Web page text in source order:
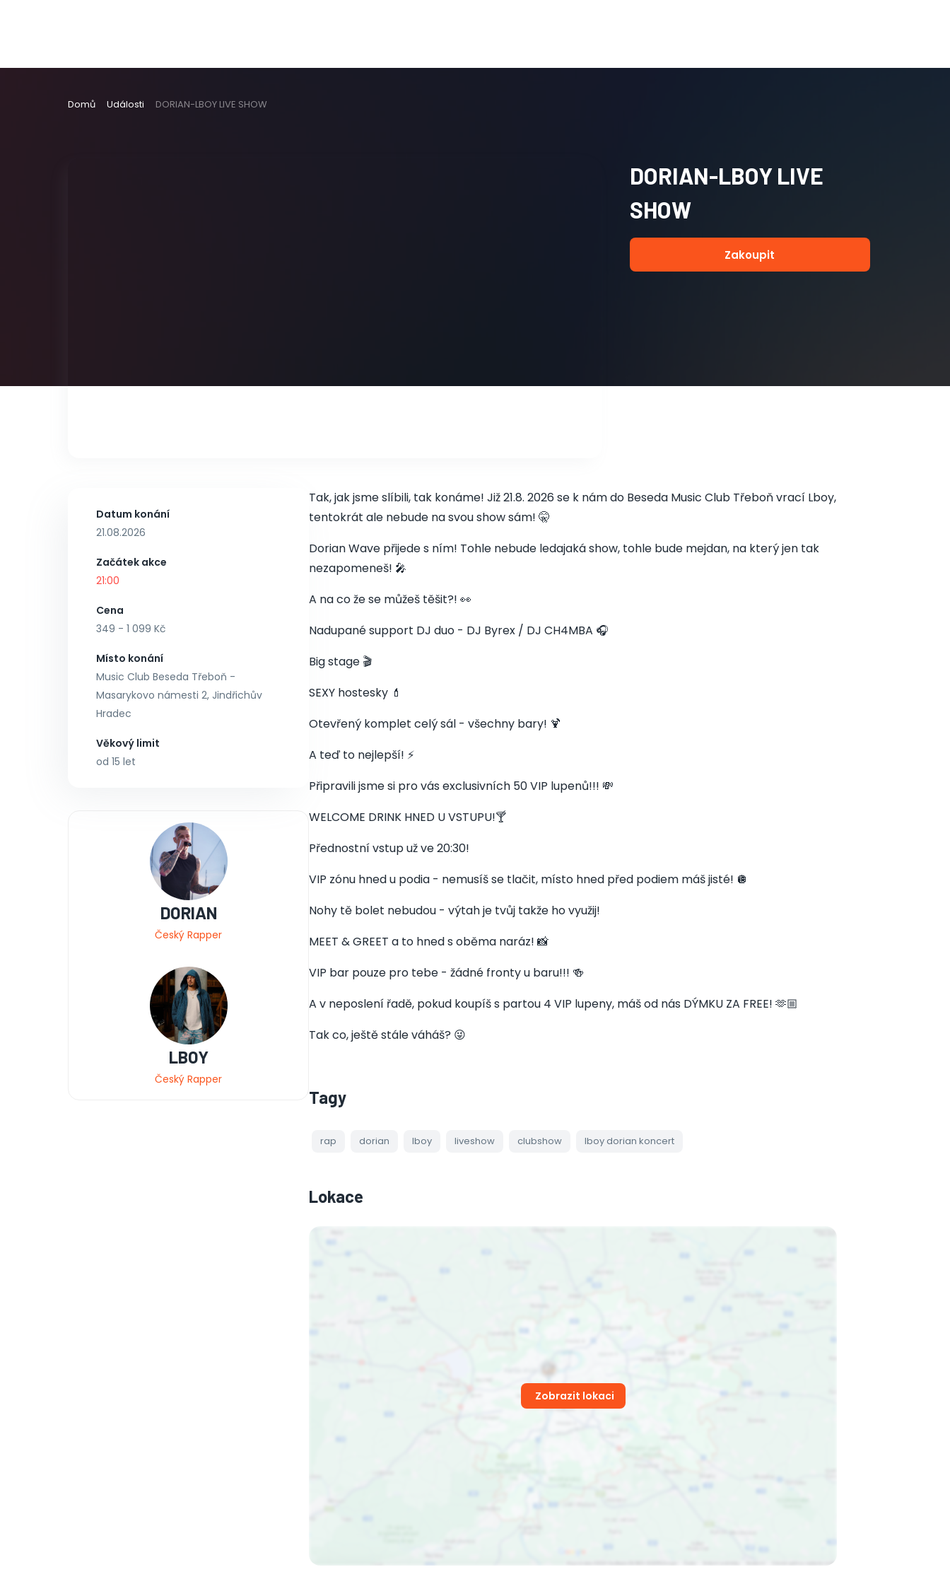
Domů Události DORIAN-LBOY LIVE SHOW
DORIAN-LBOY LIVE
SHOW
Zakoupit
Datum konání
21.08.2026
Začátek akce
21:00
Cena
349 - 1 099 Kč
Místo konání
Music Club Beseda Třeboň -
Masarykovo námesti 2, Jindřichův
Hradec
Věkový limit
od 15 let
DORIAN
Český Rapper
LBOY
Český Rapper
Tak, jak jsme slíbili, tak konáme! Již 21.8. 2026 se k nám do Beseda Music Club Třeboň vrací Lboy,
tentokrát ale nebude na svou show sám! 🤫
Dorian Wave přijede s ním! Tohle nebude ledajaká show, tohle bude mejdan, na který jen tak
nezapomeneš! 🎤
A na co že se můžeš těšit?! 👀
Nadupané support DJ duo - DJ Byrex / DJ CH4MBA 🎧
Big stage 🎬
SEXY hostesky 💄
Otevřený komplet celý sál - všechny bary! 🍹
A teď to nejlepší! ⚡️
Připravili jsme si pro vás exclusivních 50 VIP lupenů!!! 💸
WELCOME DRINK HNED U VSTUPU!🍸
Přednostní vstup už ve 20:30!
VIP zónu hned u podia - nemusíš se tlačit, místo hned před podiem máš jisté! 🪩
Nohy tě bolet nebudou - výtah je tvůj takže ho využij!
MEET & GREET a to hned s oběma naráz! 📸
VIP bar pouze pro tebe - žádné fronty u baru!!! 🍻
A v neposlení řadě, pokud koupíš s partou 4 VIP lupeny, máš od nás DÝMKU ZA FREE! 🫶🏼
Tak co, ještě stále váháš? 😜
Tagy
rap dorian lboy liveshow clubshow lboy dorian koncert
Lokace
Zobrazit lokaci